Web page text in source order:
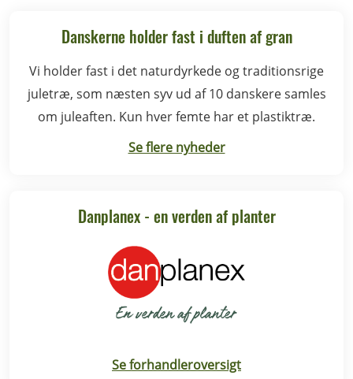
Danskerne holder fast i duften af gran
Vi holder fast i det naturdyrkede og traditionsrige
juletræ, som næsten syv ud af 10 danskere samles
om juleaften. Kun hver femte har et plastiktræ.
Se flere nyheder
Danplanex - en verden af planter
Se forhandleroversigt